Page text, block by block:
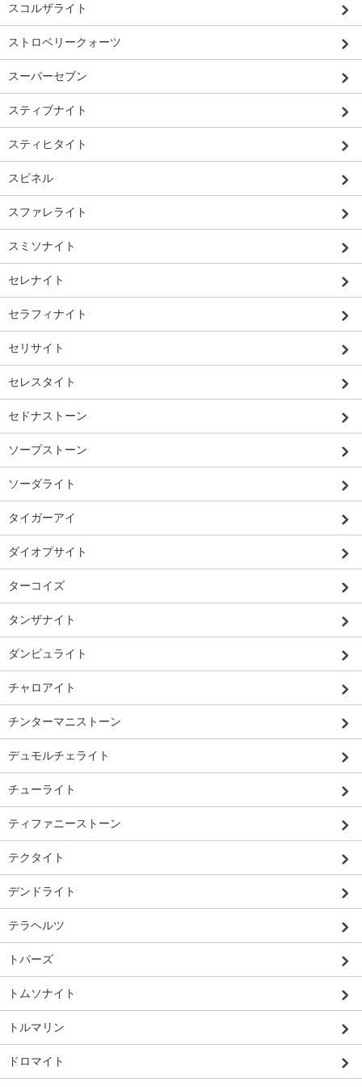
スコルザライト
ストロベリークォーツ
スーパーセブン
スティブナイト
スティヒタイト
スピネル
スファレライト
スミソナイト
セレナイト
セラフィナイト
セリサイト
セレスタイト
セドナストーン
ソープストーン
ソーダライト
タイガーアイ
ダイオプサイト
ターコイズ
タンザナイト
ダンビュライト
チャロアイト
チンターマニストーン
デュモルチェライト
チューライト
ティファニーストーン
テクタイト
デンドライト
テラヘルツ
トパーズ
トムソナイト
トルマリン
ドロマイト